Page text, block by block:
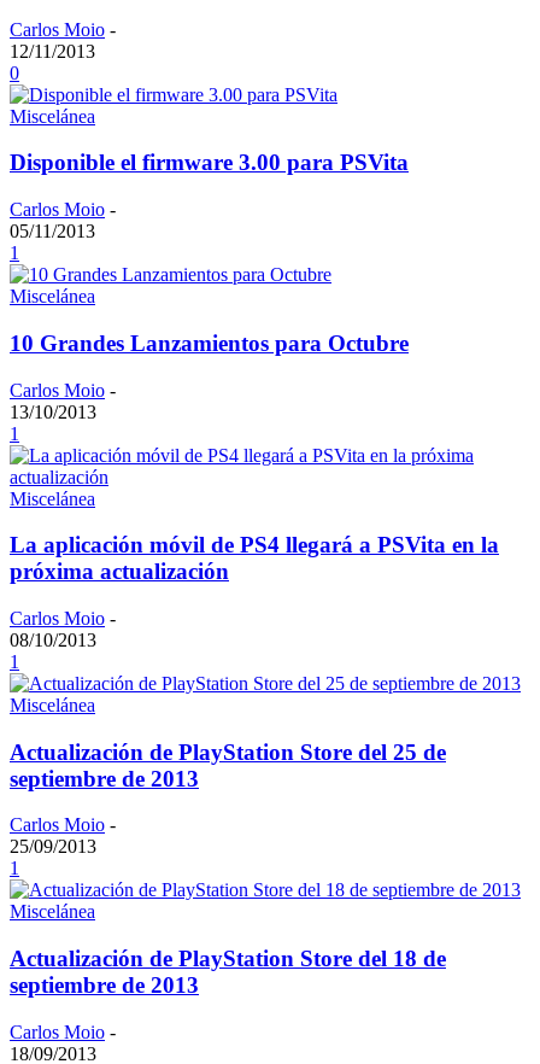
Carlos Moio -
12/11/2013
0
Miscelánea
Disponible el firmware 3.00 para PSVita
Carlos Moio -
05/11/2013
1
Miscelánea
10 Grandes Lanzamientos para Octubre
Carlos Moio -
13/10/2013
1
Miscelánea
La aplicación móvil de PS4 llegará a PSVita en la
próxima actualización
Carlos Moio -
08/10/2013
1
Miscelánea
Actualización de PlayStation Store del 25 de
septiembre de 2013
Carlos Moio -
25/09/2013
1
Miscelánea
Actualización de PlayStation Store del 18 de
septiembre de 2013
Carlos Moio -
18/09/2013